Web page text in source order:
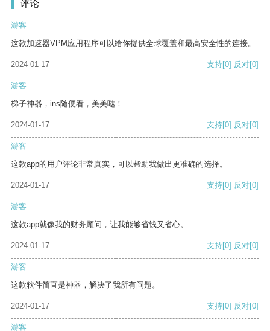
评论
游客
这款加速器VPM应用程序可以给你提供全球覆盖和最高安全性的连接。
2024-01-17 支持[0] 反对[0]
游客
梯子神器，ins随便看，美美哒！
2024-01-17 支持[0] 反对[0]
游客
这款app的用户评论非常真实，可以帮助我做出更准确的选择。
2024-01-17 支持[0] 反对[0]
游客
这款app就像我的财务顾问，让我能够省钱又省心。
2024-01-17 支持[0] 反对[0]
游客
这款软件简直是神器，解决了我所有问题。
2024-01-17 支持[0] 反对[0]
游客